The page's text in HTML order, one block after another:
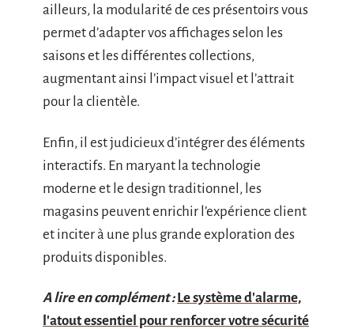
ailleurs, la modularité de ces présentoirs vous
permet d’adapter vos affichages selon les
saisons et les différentes collections,
augmentant ainsi l’impact visuel et l’attrait
pour la clientèle.
Enfin, il est judicieux d’intégrer des éléments
interactifs. En maryant la technologie
moderne et le design traditionnel, les
magasins peuvent enrichir l’expérience client
et inciter à une plus grande exploration des
produits disponibles.
A lire en complément : Le système d'alarme,
l'atout essentiel pour renforcer votre sécurité